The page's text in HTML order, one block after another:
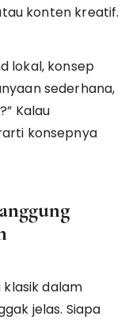
konten kreatif.
lokal, konsep
sederhana,
Kalau
konsepnya
dalam
jelas. Siapa